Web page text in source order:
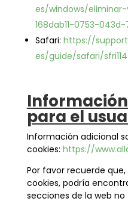
es/windows/
168dab11-0753-
Safari: https://
es/guide/safari/
para el
Información adicional
cookies: https://
Por favor recuerde
cookies, podría
secciones de la web